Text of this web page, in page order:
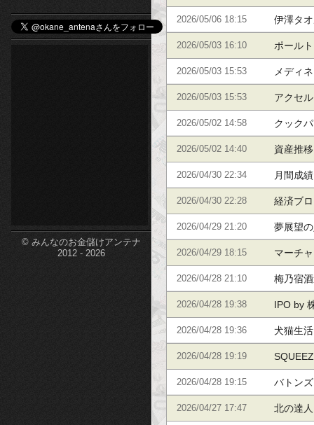
カ
ジ
ノ
etc-
© みんなのお金儲けアンテナ
2012 - 2026
各銘柄
2026/05/06 18:15 伊澤タ
まとめ
2026/05/03 16:10 ポール
｜ 各銘
2026/05/03 15:53 メディ
をまと
2026/05/03 15:53 アクセ
標をま
2026/05/02 14:58 クック
をまと
2026/05/02 14:40 資産推
資産推
2026/04/30 22:34 月間成
月間成
2026/04/30 22:28 経済ブ
した株
2026/04/29 21:20 夢展望
めてい
2026/04/29 18:15 マーチ
の財務
2026/04/28 21:10 梅乃宿
2026/04/28 19:38 IPO by
実績
2026/04/28 19:36 犬猫生
2026/04/28 19:19
2026/04/28 19:15 バトン
2026/04/27 17:47 北の達